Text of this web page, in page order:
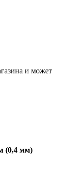
и может
(0,4 мм)